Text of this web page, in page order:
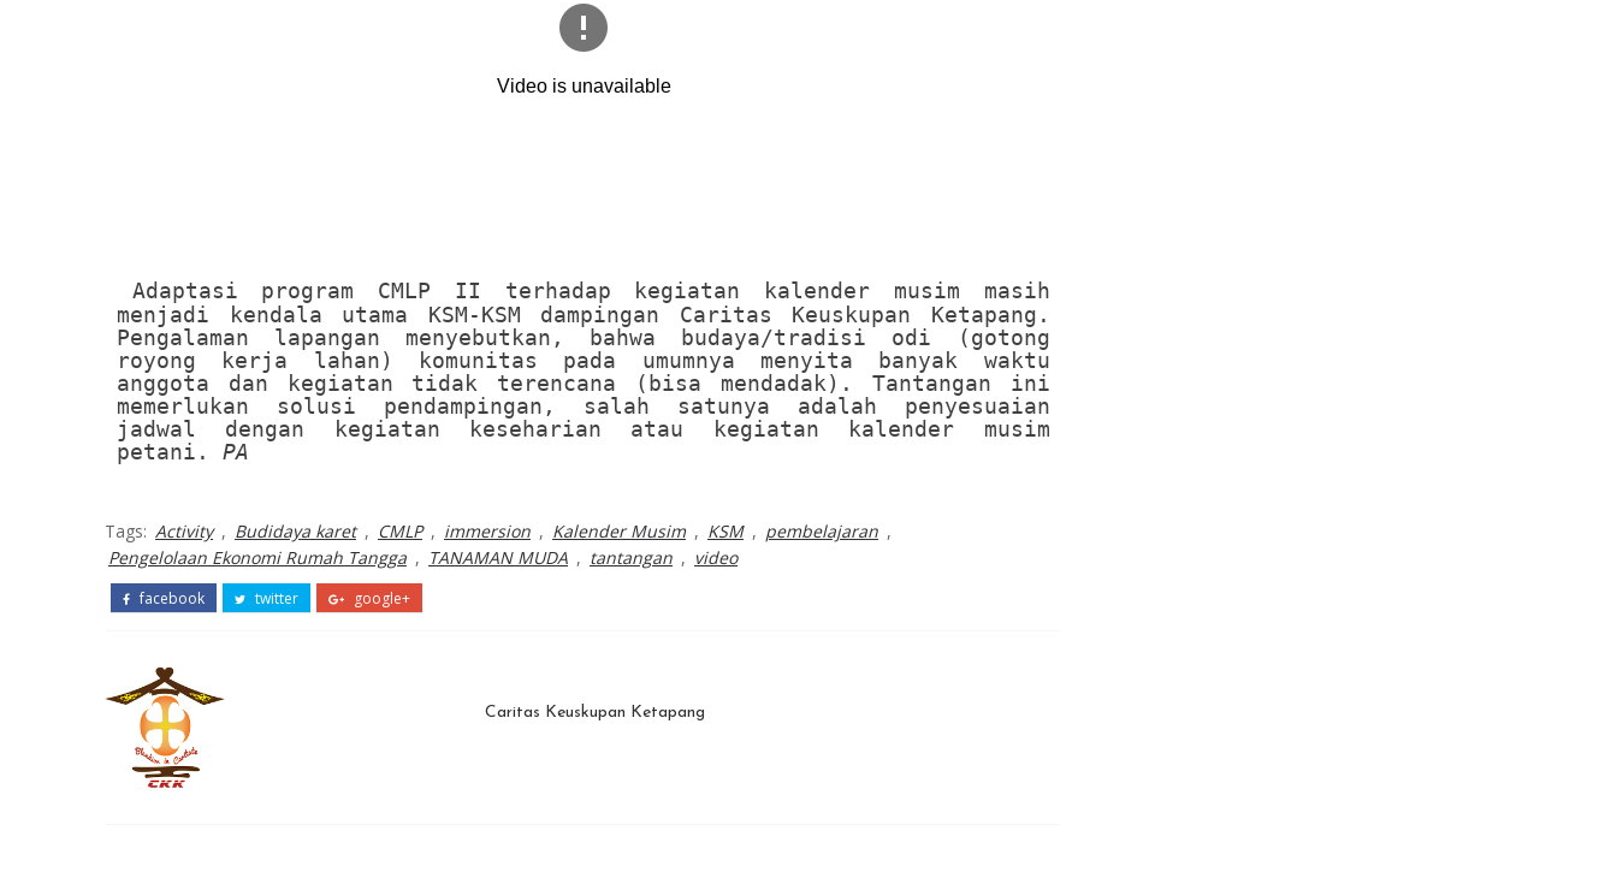
Adaptasi program CMLP II terhadap kegiatan kalender musim masih
menjadi kendala utama KSM-KSM dampingan Caritas Keuskupan Ketapang.
Pengalaman lapangan menyebutkan, bahwa budaya/tradisi odi (gotong
royong kerja lahan) komunitas pada umumnya menyita banyak waktu
anggota dan kegiatan tidak terencana (bisa mendadak). Tantangan ini
memerlukan solusi pendampingan, salah satunya adalah penyesuaian
jadwal dengan kegiatan keseharian atau kegiatan kalender musim
petani.
PA
Tags: Activity , Budidaya karet , CMLP , immersion , Kalender Musim , KSM , pembelajaran ,
Pengelolaan Ekonomi Rumah Tangga , TANAMAN MUDA , tantangan , video
facebook twitter google+
Caritas Keuskupan Ketapang